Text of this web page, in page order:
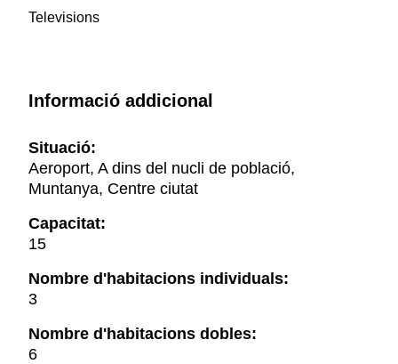
Televisions
Informació addicional
Situació:
Aeroport, A dins del nucli de població,
Muntanya, Centre ciutat
Capacitat:
15
Nombre d'habitacions individuals:
3
Nombre d'habitacions dobles:
6